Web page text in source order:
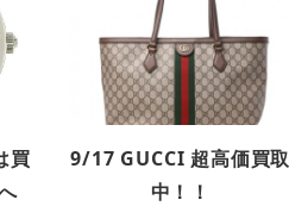
買
9/17 GUCCI 超高価買取
中！！